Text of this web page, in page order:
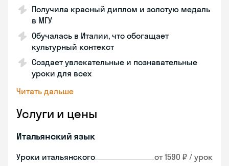
Получила красный диплом и золотую медаль
в МГУ
Обучалась в Италии, что обогащает
культурный контекст
Создает увлекательные и познавательные
уроки для всех
Читать дальше
Услуги и цены
Итальянский язык
Уроки итальянского от 1590 ₽ / урок